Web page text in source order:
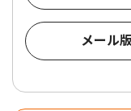
メール